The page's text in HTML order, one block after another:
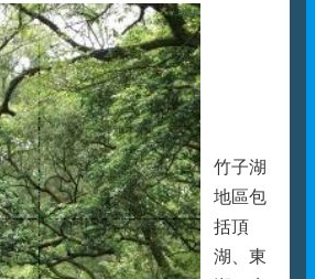
竹子湖
地區包
括頂
湖、東